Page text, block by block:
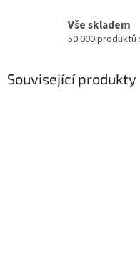
Vše skladem
50 000
Související produkty